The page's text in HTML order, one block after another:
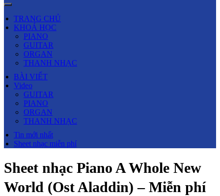
TRANG CHỦ
KHOÁ HỌC
PIANO
GUITAR
ORGAN
THANH NHẠC
BÀI VIẾT
Video
GUITAR
PIANO
ORGAN
THANH NHẠC
Tin mới nhất
Sheet nhạc miễn phí
Sheet nhạc Piano A Whole New
World (Ost Aladdin) – Miễn phí